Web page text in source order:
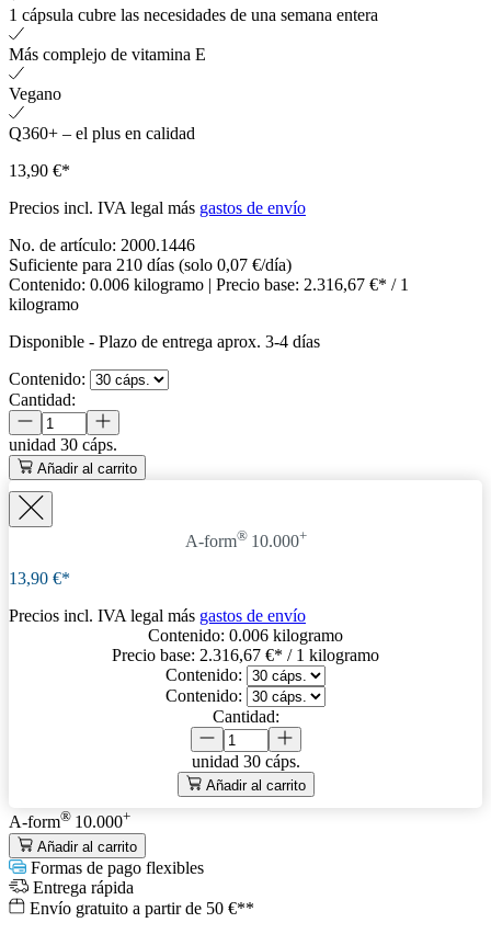
1 cápsula cubre las necesidades de una semana entera
Más complejo de vitamina E
Vegano
Q360+ – el plus en calidad
13,90 €*
Precios incl. IVA legal más gastos de envío
No. de artículo: 2000.1446
Suficiente para 210 días (solo 0,07 €/día)
Contenido: 0.006 kilogramo | Precio base: 2.316,67 €* / 1
kilogramo
Disponible - Plazo de entrega aprox. 3-4 días
Contenido:
Cantidad:
unidad 30 cáps.
Añadir al carrito
A-form® 10.000+
13,90 €*
Precios incl. IVA legal más gastos de envío
Contenido: 0.006 kilogramo
Precio base: 2.316,67 €* / 1 kilogramo
Contenido:
Contenido:
Cantidad:
unidad 30 cáps.
Añadir al carrito
A-form® 10.000+
Añadir al carrito
Formas de pago flexibles
Entrega rápida
Envío gratuito a partir de 50 €**